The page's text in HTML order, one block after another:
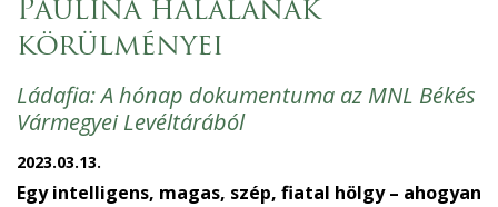
Paulina halálának
körülményei
Ládafia: A hónap dokumentuma az MNL Békés
Vármegyei Levéltárából
2023.03.13.
Egy intelligens, magas, szép, fiatal hölgy – ahogyan